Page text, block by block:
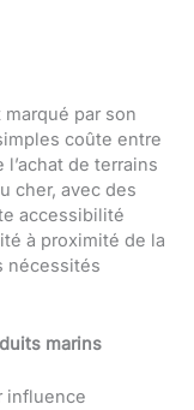
par son
coûte entre
de terrains
cher, avec des
accessibilité
à proximité de la
nécessités
marins
influence